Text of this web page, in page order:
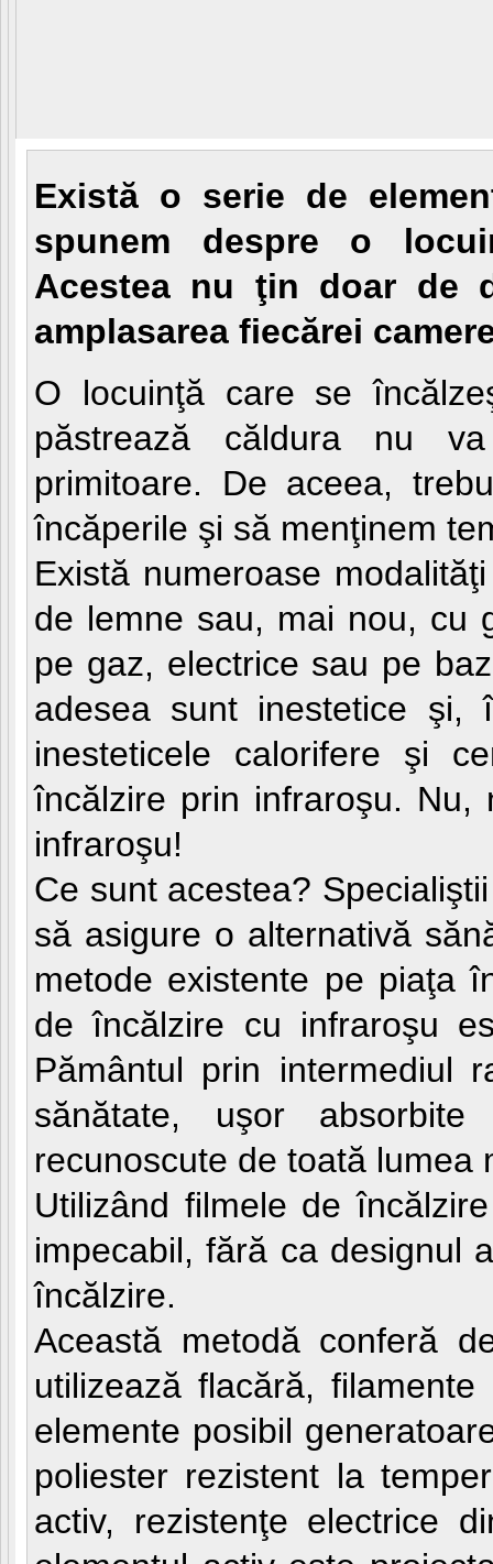
Există o serie de
spunem despre o
Acestea nu ţin doar de
amplasarea fiecărei
O locuinţă care se
păstrează căldura nu
primitoare. De aceea,
încăperile şi să menţinem
Există numeroase
de lemne sau, mai nou, cu
pe gaz, electrice sau pe
adesea sunt inestetice
inesteticele calorifere şi
încălzire prin infraroşu.
infraroşu!
Ce sunt acestea?
să asigure o alternativă
metode existente pe piaţa
de încălzire cu infraroşu
Pământul prin intermediul
sănătate, uşor
recunoscute de toată lumea
Utilizând filmele de
impecabil, fără ca designul
încălzire.
Această metodă conferă
utilizează flacără,
elemente posibil
poliester rezistent la
activ, rezistenţe electrice